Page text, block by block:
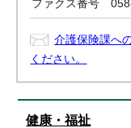
ファクス番号
介護保険課へ
ください。
健康・福祉